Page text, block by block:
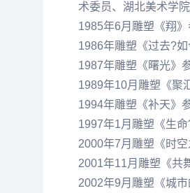
术委员、湖北美术学
1985年6月雕塑《翔
1986年雕塑《过去?
1987年雕塑《曙光》
1989年10月雕塑《聚
1994年雕塑《补天》
1997年1月雕塑《生
2000年7月雕塑《时
2001年11月雕塑《共
2002年9月雕塑《城